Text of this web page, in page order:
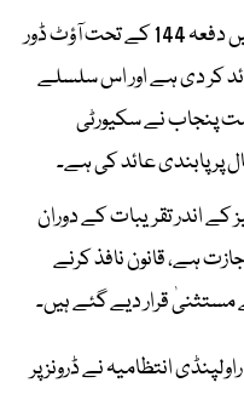
محکمہ داخلہ پنجاب نے صوبے بھر میں دفعہ 144 کے تحت آؤٹ ڈور
عائد کر دی ہے اور اس سلسلے
پنجاب نے سکیورٹی
پابندی عائد کی ہے۔
کے اندر تقریبات کے دوران
ہے، قانون نافذ کرنے
قرار دیے گئے ہیں۔
انتظامیہ نے ڈرونز پر